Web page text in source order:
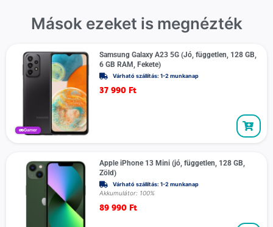
Mások ezeket is megnézték
Gamer
Samsung Galaxy A23 5G (Jó, független, 128 GB,
6 GB RAM, Fekete)
Várható szállítás: 1-2 munkanap
37 990 Ft
Apple iPhone 13 Mini (jó, független, 128 GB,
Zöld)
Várható szállítás: 1-2 munkanap
Akkumulátor: 100%
89 990 Ft